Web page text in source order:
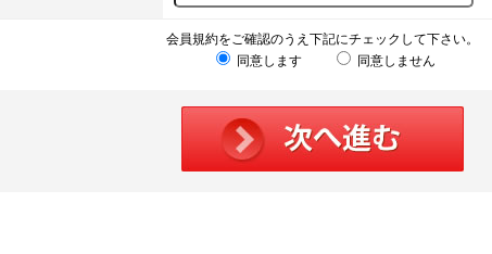
会員規約をご確認のうえ下記にチェックして下さい。
同意します
同意しません